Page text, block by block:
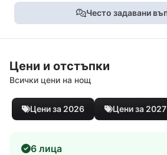
Често задавани
Цени и отстъпки
Всички цени на нощ
Цени за 2026 Цени за 2027
6 лица